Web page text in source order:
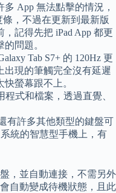
App 無法點擊的情況，
條，不過在更新到最新版
記得先把 iPad App 都更
問題。
Tab S7+ 的 120Hz 更
出現的筆觸完全沒有延遲
螢幕跟不上。
程式和檔案，透過直覺、
有許多其他類型的鍵盤可
系統的智慧型手機上，有
，並自動連接，不需另外
自動變成待機狀態，且此